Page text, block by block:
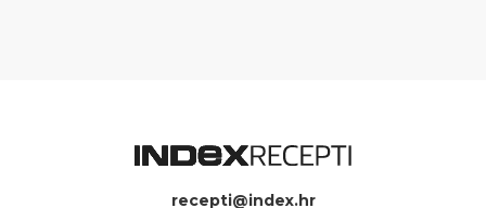
recepti@index.hr